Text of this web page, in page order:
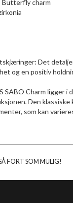
Butterfly charm
Det
og en positiv
SABO Charm ligger
Den
som kan
FORT SOM MULIG!